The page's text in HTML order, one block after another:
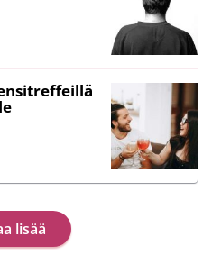
lisää